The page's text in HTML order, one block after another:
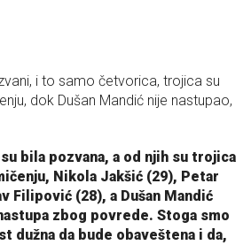
i to samo četvorica, trojica su
dok Dušan Mandić nije nastupao,
bila pozvana, a od njih su trojica
Nikola Jakšić (29), Petar
Filipović (28), a Dušan Mandić
zbog povrede. Stoga smo
dužna da bude obaveštena i da,